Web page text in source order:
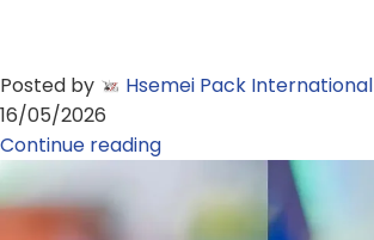
Posted by
Hsemei Pack International
16/05/2026
Continue reading